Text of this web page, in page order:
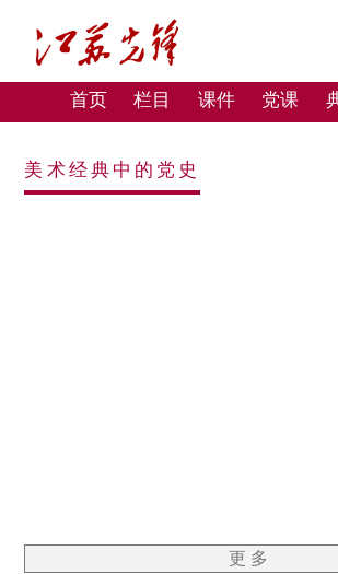
首页 栏目 课件 党课
美术经典中的党史
更 多